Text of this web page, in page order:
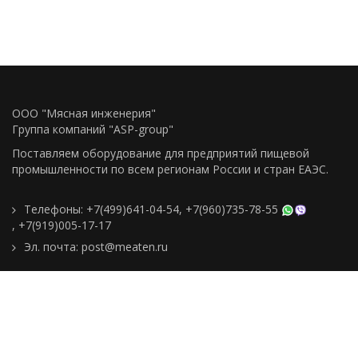
ООО "Мясная инженерия"
Группа компаний "ASP-group"
Поставляем оборудование для предприятий пищевой
промышленности по всем регионам Росcии и стран ЕАЭС.
Телефоны: +7(499)641-04-54, +7(960)735-78-55
, +7(919)005-17-17
Эл. почта: post@meaten.ru